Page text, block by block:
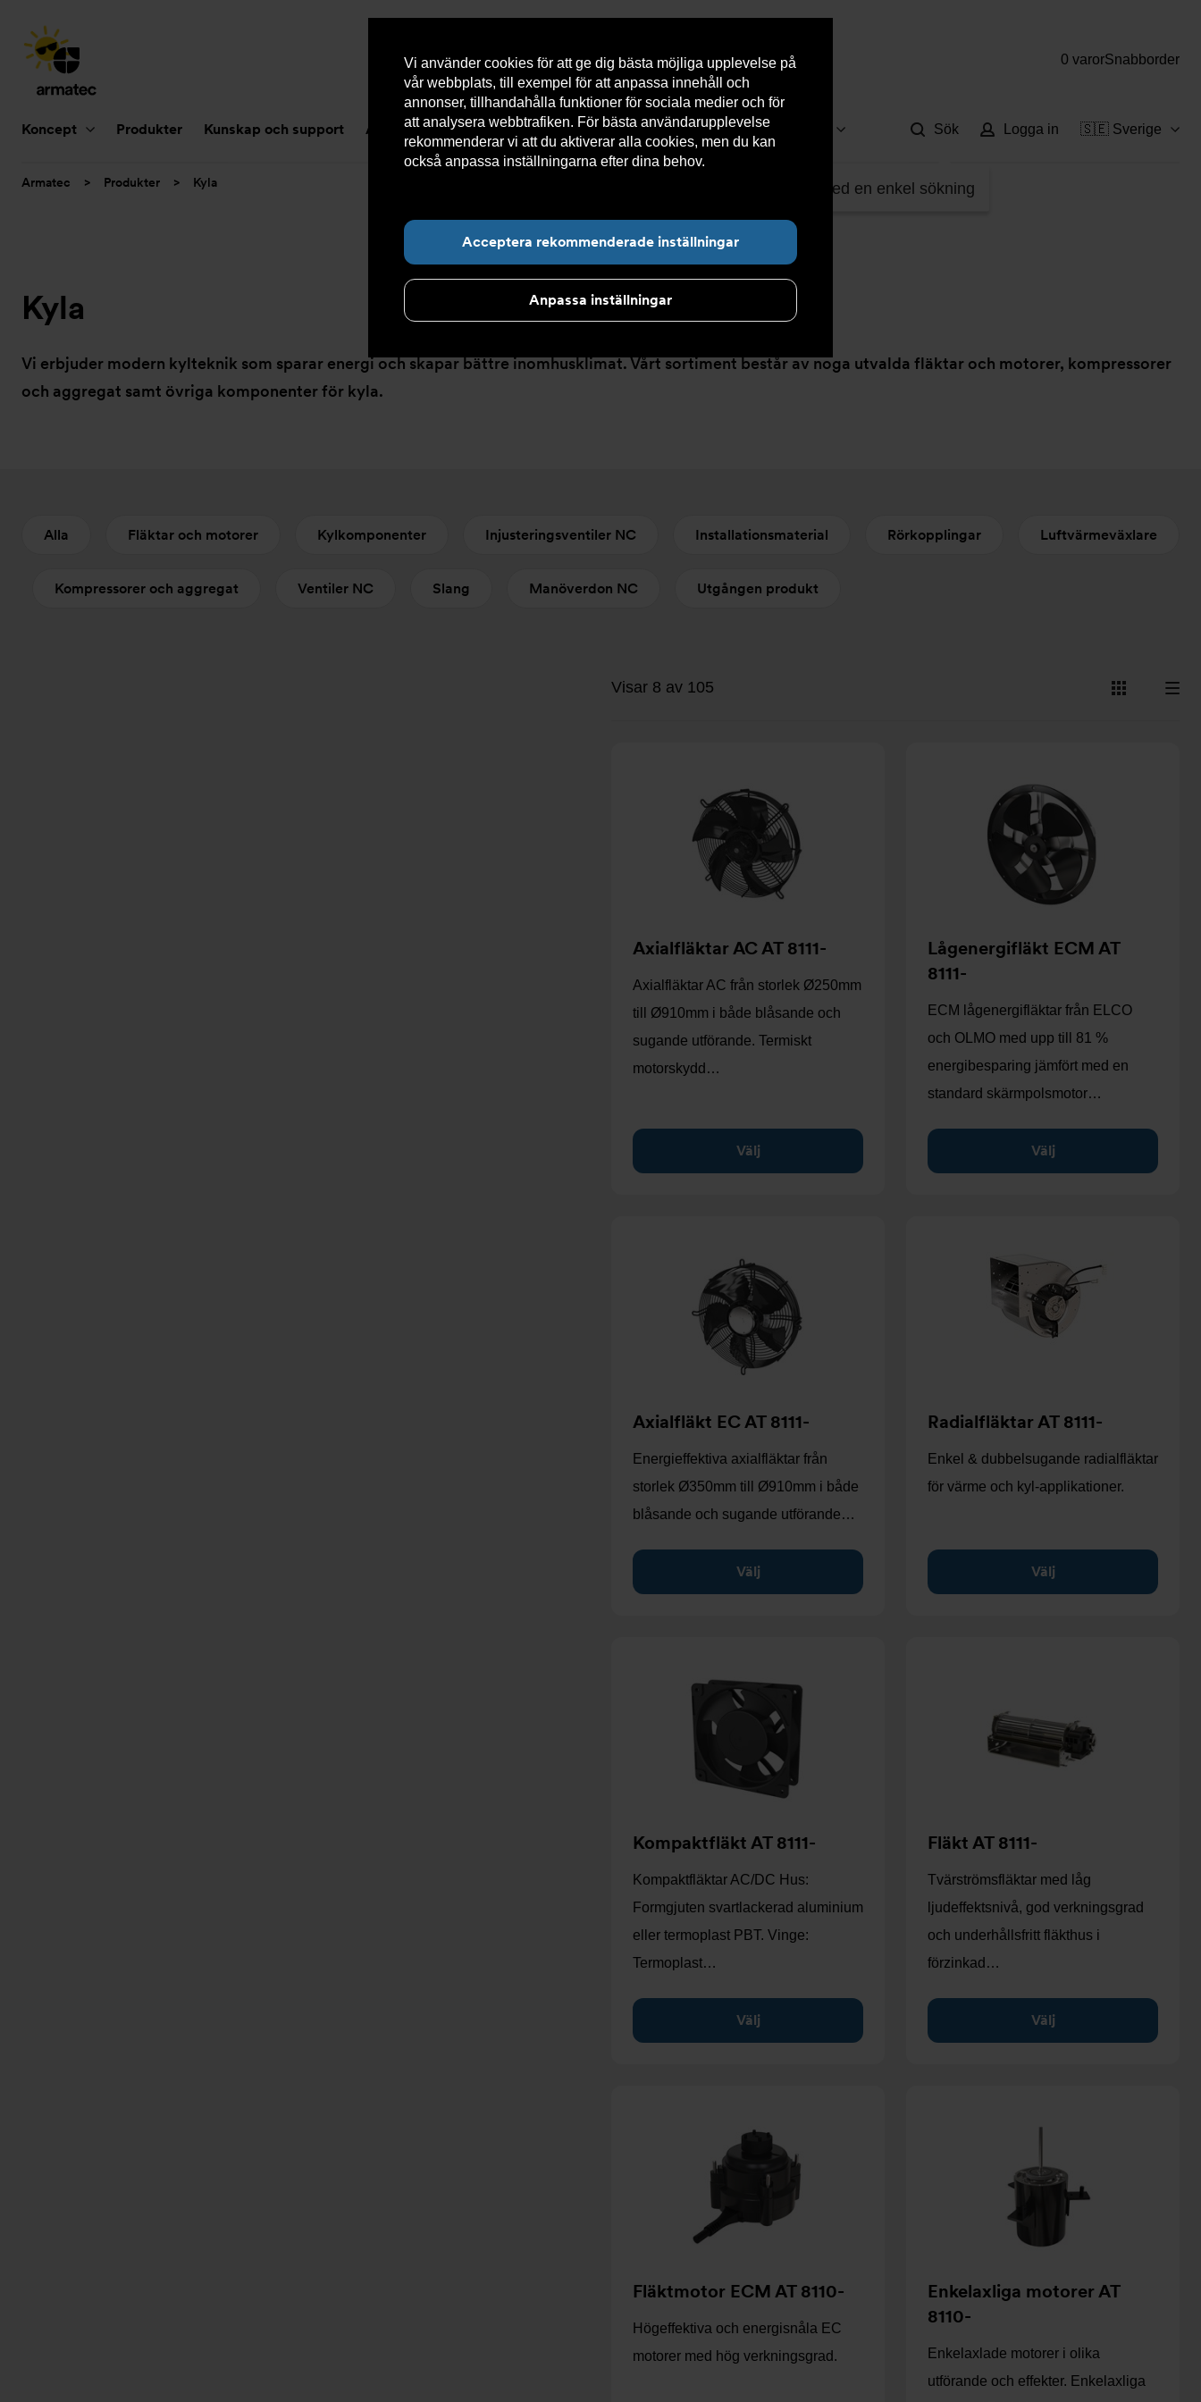
Vi använder cookies för att ge dig bästa möjliga upplevelse på
vår webbplats, till exempel för att anpassa innehåll och
annonser, tillhandahålla funktioner för sociala medier och för
att analysera webbtrafiken. För bästa användarupplevelse
rekommenderar vi att du aktiverar alla cookies, men du kan
också anpassa inställningarna efter dina behov.
Acceptera rekommenderade inställningar
Anpassa inställningar
0 varorSnabborder
Koncept Produkter Kunskap och support Aktuellt Om Armatec Hållbarhet Kontakta oss Kundservice
Hitta det du letar efter med en enkel sökning
Sök Logga in 🇸🇪 Sverige
Du
Armatec > Produkter > Kyla
Kyla
Vi erbjuder modern kylteknik som sparar energi och skapar bättre inomhusklimat. Vårt sortiment består av noga utvalda fläktar och motorer, kompressorer
och aggregat samt övriga komponenter för kyla.
Alla Fläktar och motorer Kylkomponenter Injusteringsventiler NC Installationsmaterial Rörkopplingar Luftvärmeväxlare
Kompressorer och aggregat Ventiler NC Slang Manöverdon NC Utgången produkt
Visar 8 av 105
Visa
Visa
Axialfläktar AC AT 8111-
Axialfläktar AC från storlek Ø250mm
till Ø910mm i både blåsande och
sugande utförande. Termiskt
motorskydd…
Välj
Lågenergifläkt ECM AT
8111-
ECM lågenergifläktar från ELCO
och OLMO med upp till 81 %
energibesparing jämfört med en
standard skärmpolsmotor…
Välj
Axialfläkt EC AT 8111-
Energieffektiva axialfläktar från
storlek Ø350mm till Ø910mm i både
blåsande och sugande utförande…
Välj
Radialfläktar AT 8111-
Enkel & dubbelsugande radialfläktar
för värme och kyl-applikationer.
Välj
Kompaktfläkt AT 8111-
Kompaktfläktar AC/DC Hus:
Formgjuten svartlackerad aluminium
eller termoplast PBT. Vinge:
Termoplast…
Välj
Fläkt AT 8111-
Tvärströmsfläktar med låg
ljudeffektsnivå, god verkningsgrad
och underhållsfritt fläkthus i
förzinkad…
Välj
Fläktmotor ECM AT 8110-
Högeffektiva och energisnåla EC
motorer med hög verkningsgrad.
Enkelaxliga motorer AT
8110-
Enkelaxlade motorer i olika
utförande och effekter. Enkelaxliga